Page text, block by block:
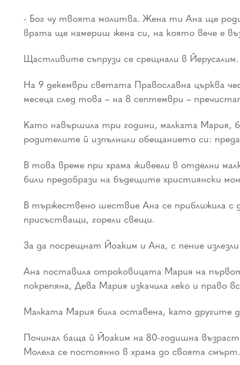
- Бог чу твоята молитва. Жена ти Ана ще
врата ще намериш жена си, на която вече е
Щастливите съпрузи се срещнали в Йерусалим.
На 9 декември светата Православна църква
месеца след това – на 8 септември –
Като навършила три години, малката Мария,
родителите й изпълнили обещанието си:
В това време при храма живеели в отделни
били предобрази на бъдещите християнски
В тържествено шествие Ана се приближила с
присъстващи, горели свещи.
За да посрещнат Йоаким и Ана, с пение
Ана поставила отроковицата Мария на
покрепяна, Дева Мария изкачила леко и право
Малката Мария била оставена, като другите
Починал баща й Йоаким на 80-годишна
Молела се постоянно в храма до своята смърт.